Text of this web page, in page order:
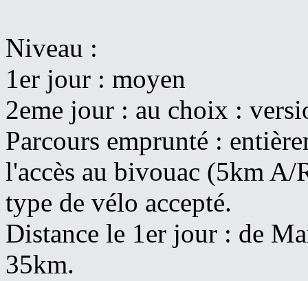
Niveau :
1er jour : moyen
2eme jour : au choix :
Parcours emprunté :
l'accès au bivouac (5km
type de vélo accepté.
Distance le 1er jour : de
35km.